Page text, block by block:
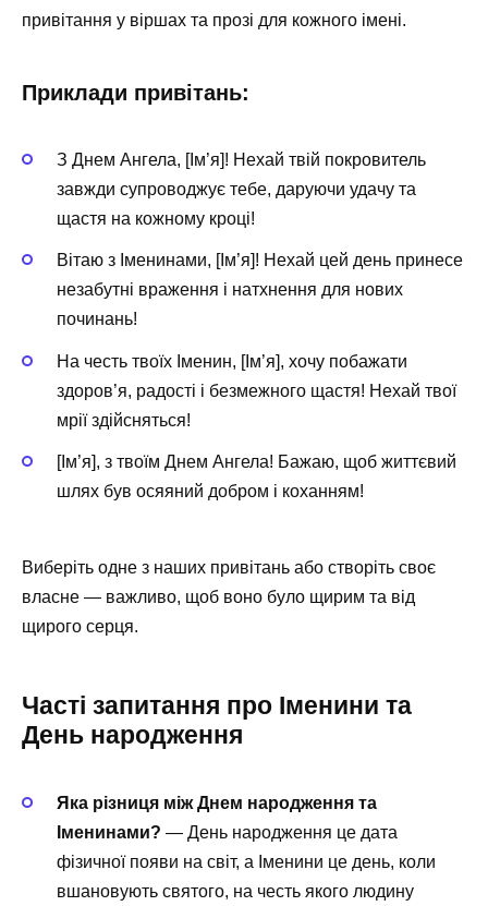
привітання у віршах та прозі для кожного імені.
Приклади привітань:
З Днем Ангела, [Ім’я]! Нехай твій покровитель
завжди супроводжує тебе, даруючи удачу та
щастя на кожному кроці!
Вітаю з Іменинами, [Ім’я]! Нехай цей день принесе
незабутні враження і натхнення для нових
починань!
На честь твоїх Іменин, [Ім’я], хочу побажати
здоров’я, радості і безмежного щастя! Нехай твої
мрії здійсняться!
[Ім’я], з твоїм Днем Ангела! Бажаю, щоб життєвий
шлях був осяяний добром і коханням!
Виберіть одне з наших привітань або створіть своє
власне — важливо, щоб воно було щирим та від
щирого серця.
Часті запитання про Іменини та
День народження
Яка різниця між Днем народження та
Іменинами? — День народження це дата
фізичної появи на світ, а Іменини це день, коли
вшановують святого, на честь якого людину